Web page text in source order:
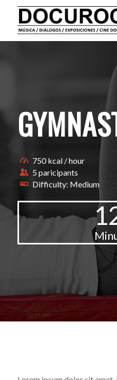
750 kcal / hour
5 paricipants
Difficulty: Medium